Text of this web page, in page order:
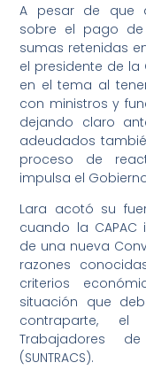
A pesar de que
sobre el pago
sumas retenidas
el presidente de la
en el tema al
con ministros y
dejando claro
adeudados
proceso de
impulsa el
Lara acotó su
cuando la
de una nueva
razones
criterios
situación que
contraparte, el
Trabajadores
(SUNTRACS).